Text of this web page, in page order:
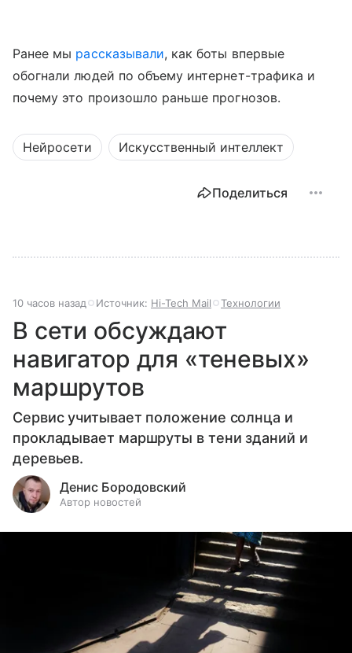
Ранее мы рассказывали, как боты впервые
обогнали людей по объему интернет-трафика и
почему это произошло раньше прогнозов.
Нейросети Искусственный интеллект
Поделиться
10 часов назад Источник: Hi-Tech Mail Технологии
В сети обсуждают
навигатор для «теневых»
маршрутов
Сервис учитывает положение солнца и
прокладывает маршруты в тени зданий и
деревьев.
Денис Бородовский
Автор новостей